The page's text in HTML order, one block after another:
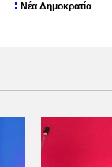
Νέα Δημοκρατία